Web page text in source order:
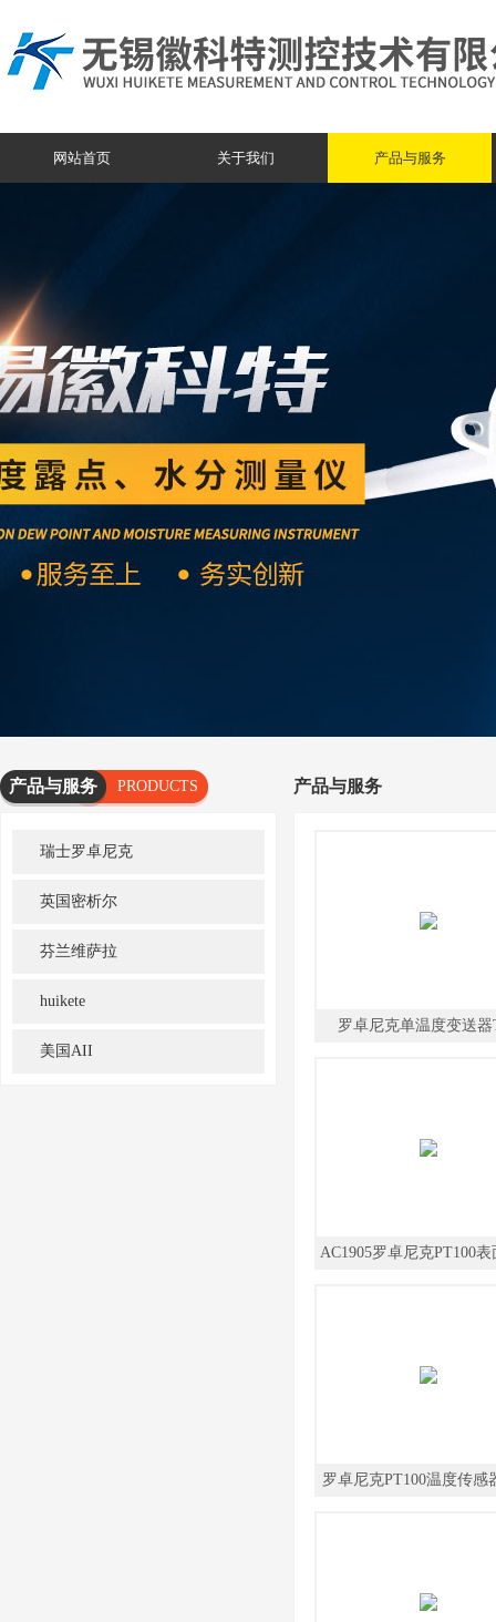
网站首页 关于我们 产品与服务
产品与服务
PRODUCTS
SERVICES
瑞士罗卓尼克
英国密析尔
芬兰维萨拉
huikete
美国AII
产品与服务
罗卓尼克单温度变送器
AC1905罗卓尼克PT100
罗卓尼克PT100温度传感